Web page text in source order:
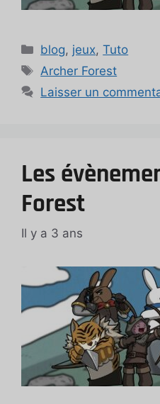
Catégories
blog, jeux,Tuto
Étiquettes
Archer Forest
Laisser un
Les
Forest
Il y a 3 ans